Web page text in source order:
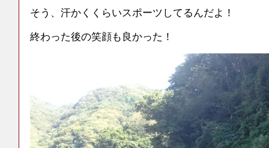
そう、汗かくくらいスポーツしてるんだよ！
終わった後の笑顔も良かった！